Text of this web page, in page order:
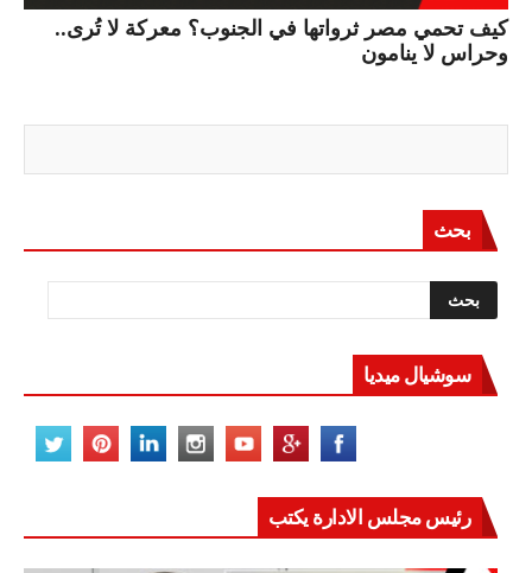
كيف تحمي مصر ثرواتها في الجنوب؟ معركة لا تُرى..
وحراس لا ينامون
بحث
سوشيال ميديا
رئيس مجلس الادارة يكتب